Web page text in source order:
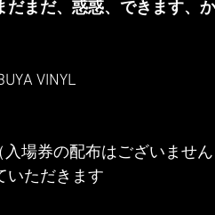
まだ、惑惑、できます、
VINYL
場券の配布はございませ
いただきます